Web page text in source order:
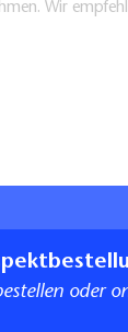
Wir
oder